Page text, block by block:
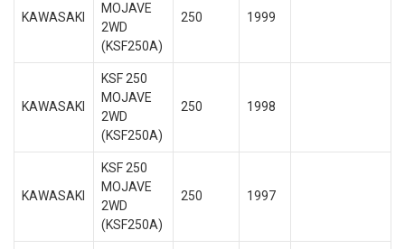
KAWASAKI
MOJAVE
2WD
(KSF250A)
250 1999
KAWASAKI
KSF 250
MOJAVE
2WD
(KSF250A)
250 1998
KAWASAKI
KSF 250
MOJAVE
2WD
(KSF250A)
250 1997